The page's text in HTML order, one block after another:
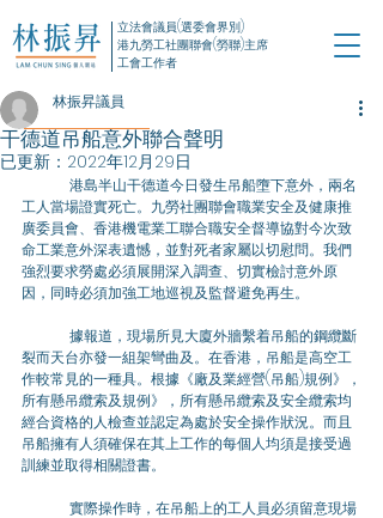
立法會議員(選委會界別)
港九勞工社團聯會(勞聯)主席
工會工作者
干德道吊船意外聯合聲明
林振昇議員
已更新： 2022年12月29日
工人當場證實死亡。九勞社團聯會職業安全及健康推
廣委員會、香港機電業工聯合職安全督導協對今次致
命工業意外深表遺憾，並對死者家屬以切慰問。我們
強烈要求勞處必須展開深入調查、切實檢討意外原
因，同時必須加強工地巡視及監督避免再生。
裂而天台亦發一組架彎曲及。在香港，吊船是高空工
作較常見的一種具。根據《廠及業經營(吊船)規例》，
所有懸吊纜索及規例》，所有懸吊纜索及安全纜索均
經合資格的人檢查並認定為處於安全操作狀況。而且
吊船擁有人須確保在其上工作的每個人均須是接受過
訓練並取得相關證書。